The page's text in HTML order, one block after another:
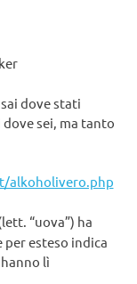
dove stati
sei, ma tanto
alkoholivero.php
“uova”) ha
esteso indica
lì